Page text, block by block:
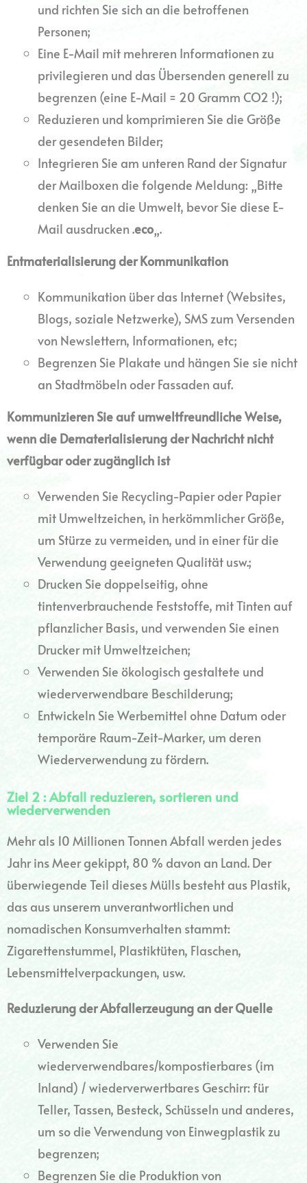
und richten Sie sich an die betroffenen
Personen;
Eine E-Mail mit mehreren Informationen zu
privilegieren und das Übersenden generell zu
begrenzen (eine E-Mail = 20 Gramm CO2 !);
Reduzieren und komprimieren Sie die Größe
der gesendeten Bilder;
Integrieren Sie am unteren Rand der Signatur
der Mailboxen die folgende Meldung: „Bitte
denken Sie an die Umwelt, bevor Sie diese E-
Mail ausdrucken .eco„.
Entmaterialisierung der Kommunikation
Kommunikation über das Internet (Websites,
Blogs, soziale Netzwerke), SMS zum Versenden
von Newslettern, Informationen, etc;
Begrenzen Sie Plakate und hängen Sie sie nicht
an Stadtmöbeln oder Fassaden auf.
Kommunizieren Sie auf umweltfreundliche Weise,
wenn die Dematerialisierung der Nachricht nicht
verfügbar oder zugänglich ist
Verwenden Sie Recycling-Papier oder Papier
mit Umweltzeichen, in herkömmlicher Größe,
um Stürze zu vermeiden, und in einer für die
Verwendung geeigneten Qualität usw.;
Drucken Sie doppelseitig, ohne
tintenverbrauchende Feststoffe, mit Tinten auf
pflanzlicher Basis, und verwenden Sie einen
Drucker mit Umweltzeichen;
Verwenden Sie ökologisch gestaltete und
wiederverwendbare Beschilderung;
Entwickeln Sie Werbemittel ohne Datum oder
temporäre Raum-Zeit-Marker, um deren
Wiederverwendung zu fördern.
Ziel 2 : Abfall reduzieren, sortieren und
wiederverwenden
Mehr als 10 Millionen Tonnen Abfall werden jedes
Jahr ins Meer gekippt, 80 % davon an Land. Der
überwiegende Teil dieses Mülls besteht aus Plastik,
das aus unserem unverantwortlichen und
nomadischen Konsumverhalten stammt:
Zigarettenstummel, Plastiktüten, Flaschen,
Lebensmittelverpackungen, usw.
Reduzierung der Abfallerzeugung an der Quelle
Verwenden Sie
wiederverwendbares/kompostierbares (im
Inland) / wiederverwertbares Geschirr: für
Teller, Tassen, Besteck, Schüsseln und anderes,
um so die Verwendung von Einwegplastik zu
begrenzen;
Begrenzen Sie die Produktion von